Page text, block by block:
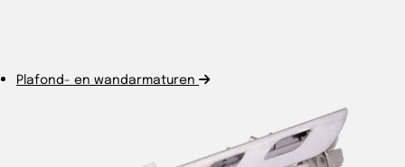
Plafond- en wandarmaturen